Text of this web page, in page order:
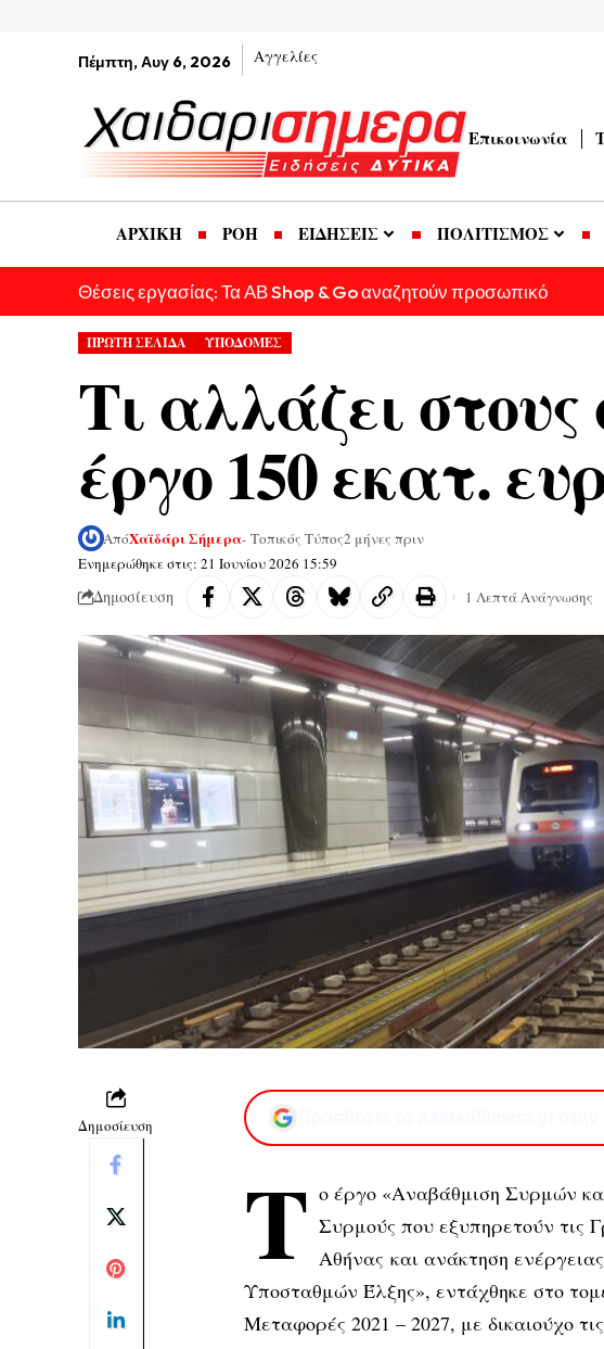
Πέμπτη, Αυγ 6, 2026 Αγγελίες
Επικοινωνία
ΑΡΧΙΚΗ ΡΟΗ ΕΙΔΗΣΕΙΣ ΠΟΛΙΤΙΣΜΟΣ
Θέσεις εργασίας: Τα ΑΒ Shop & Go αναζητούν προσωπικό
ΠΡΩΤΗ ΣΕΛΙΔΑ ΥΠΟΔΟΜΕΣ
Τι αλλάζει
έργο 150 εκατ.
Ενημερώθηκε στις: 21 Ιουνίου 2026 15:59
ΑπόΧαϊδάρι Σήμερα- Τοπικός Τύπος2 μήνες πριν
Δημοσίευση 1 Λεπτά Ανάγνωσης
Δημοσίευση
Τ ο έργο «Αναβάθμιση Συρμών
Συρμούς που εξυπηρετούν τις
Αθήνας και ανάκτηση
Υποσταθμών Έλξης», εντάχθηκε στο
Μεταφορές 2021 – 2027, με